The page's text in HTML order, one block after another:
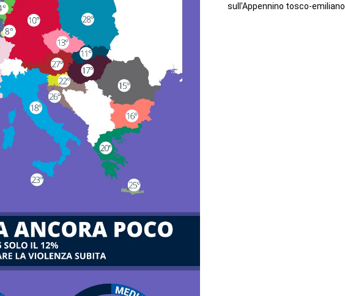
sull'Appennino tosco-emiliano